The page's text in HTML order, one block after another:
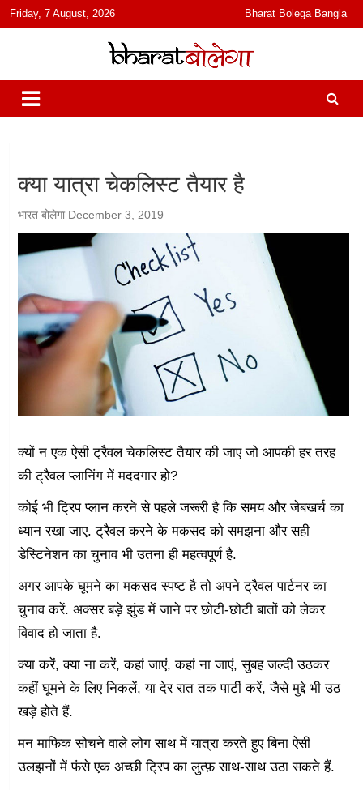
content
Friday, 7 August, 2026 Bharat Bolega Bangla
भारत बोलेगा
हिंदी में समाचार, विचार, ऑडियो, वीडियो और फ़ीचर. भारत बोलेगा हिंदी न्यूज़ वेबसाइट
India: News, Views, Info, Trends & Podcast I जानकारी भी समझदारी भी
और पॉडकास्ट
क्या यात्रा चेकलिस्ट तैयार है
भारत बोलेगा December 3, 2019
क्यों न एक ऐसी ट्रैवल चेकलिस्ट तैयार की जाए जो आपकी हर तरह
की ट्रैवल प्लानिंग में मददगार हो?
कोई भी ट्रिप प्लान करने से पहले जरूरी है कि समय और जेबखर्च का
ध्यान रखा जाए. ट्रैवल करने के मकसद को समझना और सही
डेस्टिनेशन का चुनाव भी उतना ही महत्वपूर्ण है.
अगर आपके घूमने का मकसद स्पष्ट है तो अपने ट्रैवल पार्टनर का
चुनाव करें. अक्सर बड़े झुंड में जाने पर छोटी-छोटी बातों को लेकर
विवाद हो जाता है.
क्या करें, क्या ना करें, कहां जाएं, कहां ना जाएं, सुबह जल्दी उठकर
कहीं घूमने के लिए निकलें, या देर रात तक पार्टी करें, जैसे मुद्दे भी उठ
खड़े होते हैं.
मन माफिक सोचने वाले लोग साथ में यात्रा करते हुए बिना ऐसी
उलझनों में फंसे एक अच्छी ट्रिप का लुत्फ़ साथ-साथ उठा सकते हैं.